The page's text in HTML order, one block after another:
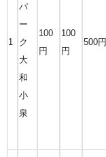
1
パ
ー
ク
大
和
小
泉
100
円
100
円
500円